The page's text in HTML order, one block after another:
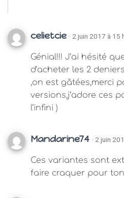
celietcie · 2 juin 2017 à 15
Génial!!! J’ai hésité
d’acheter les 2
,on est gâtées,merci
versions,j’adore ces
l’infini )
Mandarine74 · 2 juin
Ces variantes sont
faire craquer pour